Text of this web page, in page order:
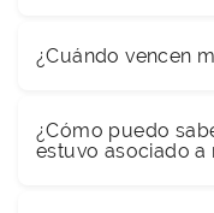
¿Cuándo vencen
¿Cómo puedo
estuvo asociado a